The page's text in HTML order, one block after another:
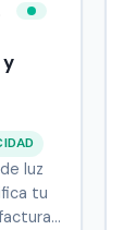
y
luz
tu